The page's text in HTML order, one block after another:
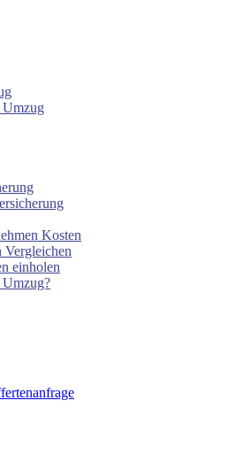
Umzug
Kosten
Vergleichen
einholen
Umzug?